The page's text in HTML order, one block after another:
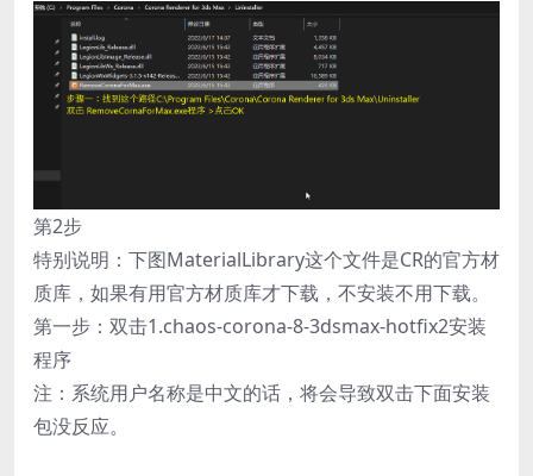
第2步
特别说明：下图MaterialLibrary这个文件是CR的官方材
质库，如果有用官方材质库才下载，不安装不用下载。
第一步：双击1.chaos-corona-8-3dsmax-hotfix2安装
程序
注：系统用户名称是中文的话，将会导致双击下面安装
包没反应。